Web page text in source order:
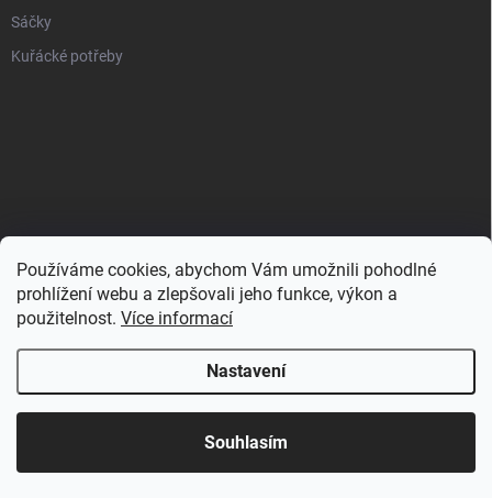
Používáme cookies, abychom Vám umožnili pohodlné
prohlížení webu a zlepšovali jeho funkce, výkon a
použitelnost. Více informací
Nastavení
Souhlasím
Sáčky
Kuřácké potřeby
Vytvořil Shoptet
Copyright 2026Zahulíme.cz. Všechna práva vyhrazena.